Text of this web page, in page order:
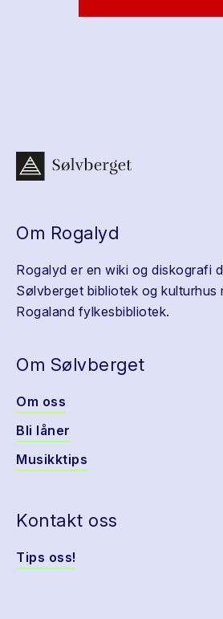
Om Rogalyd
Rogalyd er en wiki og diskografi
Sølvberget bibliotek og kulturhus
Rogaland fylkesbibliotek.
Om Sølvberget
Om oss
Bli låner
Musikktips
Kontakt oss
Tips oss!